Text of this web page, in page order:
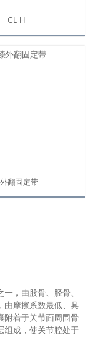
CL-H
翻固定带
，由股骨、胫骨、
由摩擦系数最低、具
附着于关节面周围骨
组成，使关节腔处于